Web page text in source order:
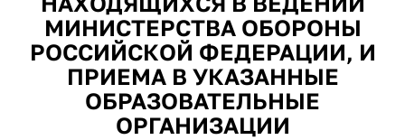
МИНИСТЕРСТВА ОБОРОНЫ
РОССИЙСКОЙ ФЕДЕРАЦИИ, И
ПРИЕМА В УКАЗАННЫЕ
ОБРАЗОВАТЕЛЬНЫЕ
ОРГАНИЗАЦИИ